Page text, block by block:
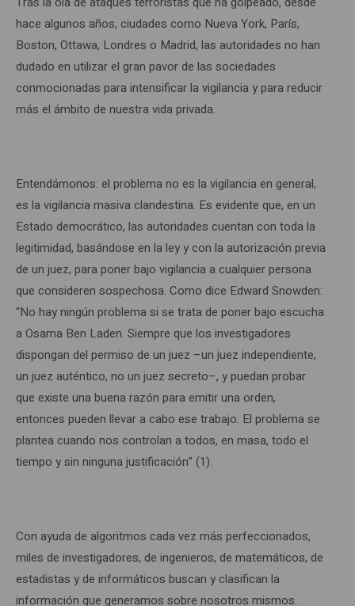
hace algunos años, ciudades como Nueva York, París,
Boston, Ottawa, Londres o Madrid, las autoridades no han
dudado en utilizar el gran pavor de las sociedades
conmocionadas para intensificar la vigilancia y para reducir
más el ámbito de nuestra vida privada.
Entendámonos: el problema no es la vigilancia en general,
es la vigilancia masiva clandestina. Es evidente que, en un
Estado democrático, las autoridades cuentan con toda la
legitimidad, basándose en la ley y con la autorización previa
de un juez, para poner bajo vigilancia a cualquier persona
que consideren sospechosa. Como dice Edward Snowden:
“No hay ningún problema si se trata de poner bajo escucha
a Osama Ben Laden. Siempre que los investigadores
dispongan del permiso de un juez –un juez independiente,
un juez auténtico, no un juez secreto–, y puedan probar
que existe una buena razón para emitir una orden,
entonces pueden llevar a cabo ese trabajo. El problema se
plantea cuando nos controlan a todos, en masa, todo el
tiempo y sin ninguna justificación” (1).
Con ayuda de algoritmos cada vez más perfeccionados,
miles de investigadores, de ingenieros, de matemáticos, de
estadistas y de informáticos buscan y clasifican la
información que generamos sobre nosotros mismos.